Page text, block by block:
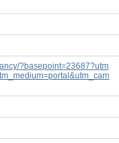
?basepoint=23687?utm